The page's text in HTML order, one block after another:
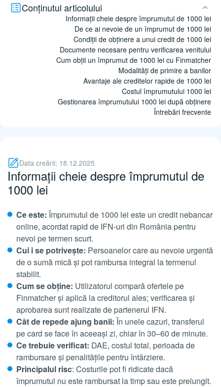
Conținutul articolului
Informații cheie despre împrumutul de 1000 lei
De ce ai nevoie de un împrumut de 1000 lei
Condiții de obținere a unui credit de 1000 lei
Documente necesare pentru verificarea venitului
Cum obții un împrumut de 1000 lei cu Finmatcher
Modalități de primire a banilor
Avantaje ale creditelor rapide de 1000 lei
Costul împrumutului 1000 lei
Gestionarea împrumutului 1000 lei după obținere
Întrebări frecvente
Data creării: 18.12.2025
Informații cheie despre împrumutul de
1000 lei
Ce este: Împrumutul de 1000 lei este un credit nebancar
online, acordat rapid de IFN-uri din România pentru
nevoi pe termen scurt.
Cui i se potrivește: Persoanelor care au nevoie urgentă
de o sumă mică și pot rambursa integral la termenul
stabilit.
Cum se obține: Utilizatorul compară ofertele pe
Finmatcher și aplică la creditorul ales; verificarea și
aprobarea sunt realizate de partenerul IFN.
Cât de repede ajung banii: În unele cazuri, transferul
pe card se face în aceeași zi, chiar în 30–60 de minute.
Ce trebuie verificat: DAE, costul total, perioada de
rambursare și penalitățile pentru întârziere.
Principalul risc: Costurile pot fi ridicate dacă
împrumutul nu este rambursat la timp sau este prelungit.